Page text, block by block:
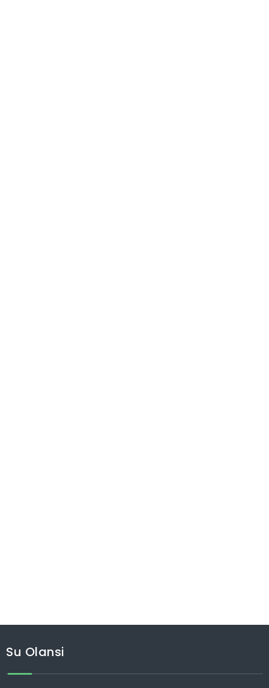
Su Olansi